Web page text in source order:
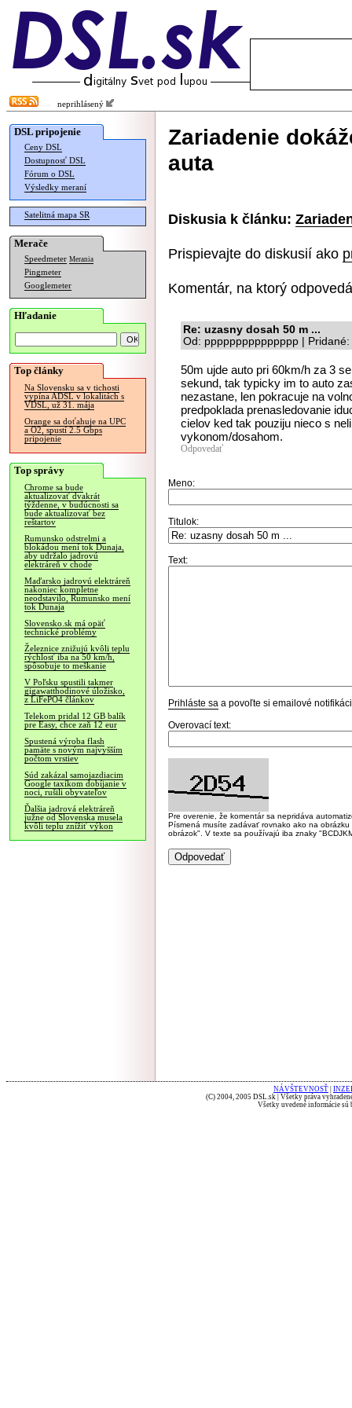
neprihlásený
DSL pripojenie
Ceny DSL
Dostupnosť DSL
Fórum o DSL
Výsledky meraní
Satelitná mapa SR
Merače
Speedmeter Merania
Pingmeter
Googlemeter
Hľadanie
Top články
Na Slovensku sa v tichosti
vypína ADSL v lokalitách s
VDSL, už 31. mája
Orange sa doťahuje na UPC
a O2, spustí 2.5 Gbps
pripojenie
Top správy
Chrome sa bude
aktualizovať dvakrát
týždenne, v budúcnosti sa
bude aktualizovať bez
reštartov
Rumunsko odstrelmi a
blokádou mení tok Dunaja,
aby udržalo jadrovú
elektráreň v chode
Maďarsko jadrovú elektráreň
nakoniec kompletne
neodstavilo, Rumunsko mení
tok Dunaja
Slovensko.sk má opäť
technické problémy
Železnice znižujú kvôli teplu
rýchlosť iba na 50 km/h,
spôsobuje to meškanie
V Poľsku spustili takmer
gigawatthodinové úložisko,
z LiFePO4 článkov
Telekom pridal 12 GB balík
pre Easy, chce zaň 12 eur
Spustená výroba flash
pamäte s novým najvyšším
počtom vrstiev
Súd zakázal samojazdiacim
Google taxíkom dobíjanie v
noci, rušili obyvateľov
Ďalšia jadrová elektráreň
južne od Slovenska musela
kvôli teplu znížiť výkon
Zariadenie
auta
Diskusia k článku:
Prispievajte do diskusií ako
Komentár, na ktorý
Re: uzasny dosah 50 m ...
Od: ppppppppppppppp |
50m ujde auto pri 60km/h za 3
sekund, tak typicky im to auto
nezastane, len pokracuje na
predpoklada prenasledovanie
cielov ked tak pouziju nieco s
vykonom/dosahom.
Odpovedať
Meno:
Titulok:
Text:
Prihláste sa a povoľte si emailové
Overovací text:
Pre overenie, že komentár sa nepridáva
Písmená musíte zadávať rovnako ako na
obrázok". V texte sa používajú iba znaky
NÁVŠTEVNOSŤ
(C) 2004, 2005 DSL.sk | Všetky práva
Všetky uvedené informácie sú